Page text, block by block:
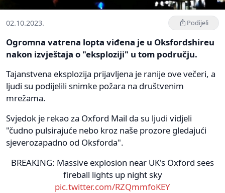
02.10.2023. Podijeli
Ogromna vatrena lopta viđena je u Oksfordshireu
nakon izvještaja o "eksploziji" u tom području.
Tajanstvena eksplozija prijavljena je ranije ove večeri, a
ljudi su podijelili snimke požara na društvenim
mrežama.
Svjedok je rekao za Oxford Mail da su ljudi vidjeli
"čudno pulsirajuće nebo kroz naše prozore gledajući
sjeverozapadno od Oksforda".
BREAKING: Massive explosion near UK's Oxford sees
fireball lights up night sky
pic.twitter.com/RZQmmfoKEY